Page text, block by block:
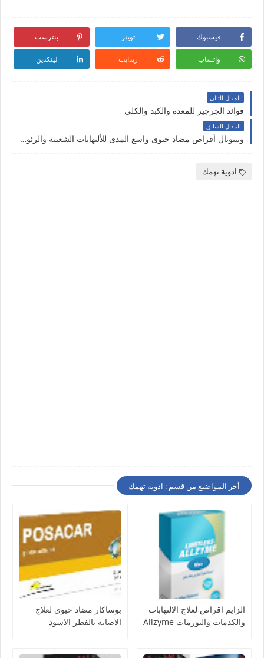
فيسبوك تويتر بنترست
واتساب ريدايت لينكدين
المقال التالي
فوائد الجرجير للمعدة والكبد والكلى
المقال السابق
ويبتونال أقراص مضاد حيوى واسع المدى للألتهابات الشعبية والرئوية Weptonal Tablets
ادوية تهمك
أخر المواضيع من قسم : ادوية تهمك
الزايم اقراص لعلاج الالتهابات
والكدمات والتورمات Allzyme
بوساكار مضاد حيوى لعلاج
الاصابة بالفطر الاسود